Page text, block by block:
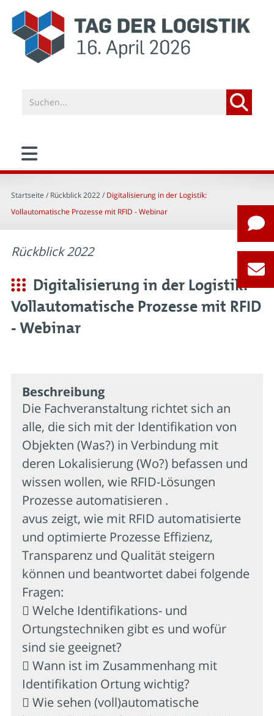
Startseite / Rückblick 2022 / Digitalisierung in der Logistik:
Vollautomatische Prozesse mit RFID - Webinar
Rückblick 2022
Digitalisierung in der Logistik:
Vollautomatische Prozesse mit RFID
- Webinar
Beschrei­bung
Die Fachveranstaltung richtet sich an
alle, die sich mit der Identifikation von
Objekten (Was?) in Verbindung mit
deren Lokalisierung (Wo?) befassen und
wissen wollen, wie RFID-Lösungen
Prozesse automatisieren .
avus zeigt, wie mit RFID automatisierte
und optimierte Prozesse Effizienz,
Transparenz und Qualität steigern
können und beantwortet dabei folgende
Fragen:
 Welche Identifikations- und
Ortungstechniken gibt es und wofür
sind sie geeignet?
 Wann ist im Zusammenhang mit
Identifikation Ortung wichtig?
 Wie sehen (voll)automatische